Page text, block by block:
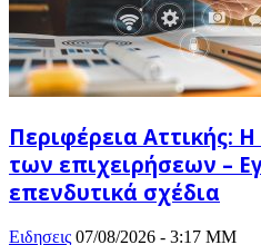
Περιφέρεια Αττικής:
των επιχειρήσεων –
επενδυτικά σχέδια
Ειδησεις 07/08/2026 - 3:17 ΜΜ